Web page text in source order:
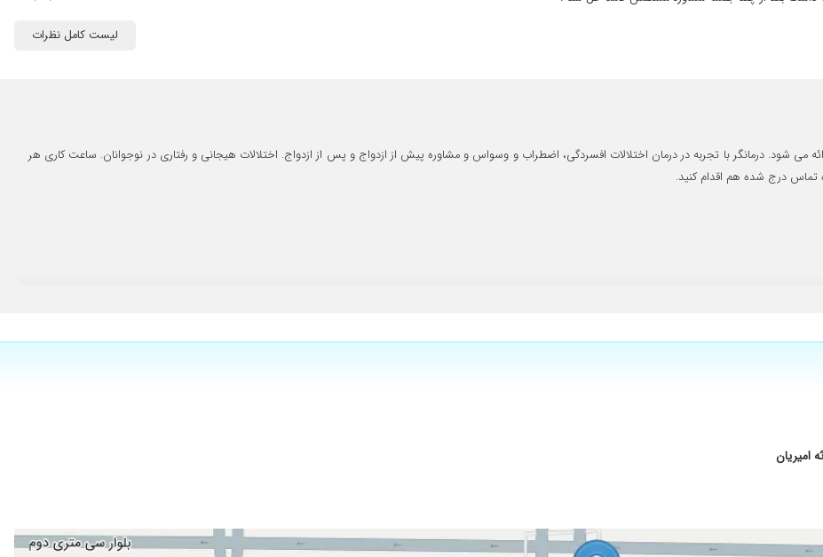
بود ۱۴۰۴/۰۵/۰۱
مشاوره میرم واقعا احساس راحتی میکنم ایشان واقعا یه مشاور خوب هستن بسیار هم با شخصیت هستند
لیست کامل نظرات
می شود. درمانگر با تجربه در درمان اختلالات افسردگی، اضطراب و وسواس و مشاوره پیش از ازدواج و پس از ازدواج. اختلالات هیجانی و رفتاری در نوجوانان. ساعت کاری هر
امیریان